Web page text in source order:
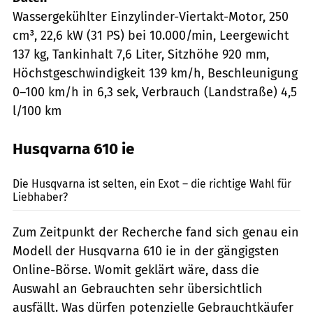
Wassergekühlter Einzylinder-Viertakt-Motor, 250
cm³, 22,6 kW (31 PS) bei 10.000/min, Leergewicht
137 kg, Tank­inhalt 7,6 Liter, Sitzhöhe 920 mm,
Höchstgeschwindigkeit 139 km/h, Beschleunigung
0–100 km/h in 6,3 sek, Verbrauch (Landstraße) 4,5
l/100 km
Husqvarna 610 ie
Die Husqvarna ist selten, ein Exot – die richtige Wahl für
Liebhaber?
Zum Zeitpunkt der Recherche fand sich genau ein
Modell der Husqvarna 610 ie in der gängigsten
Online-Börse. Womit geklärt wäre, dass die
Auswahl an Gebrauchten sehr übersichtlich
ausfällt. Was dürfen potenzielle Gebrauchtkäufer